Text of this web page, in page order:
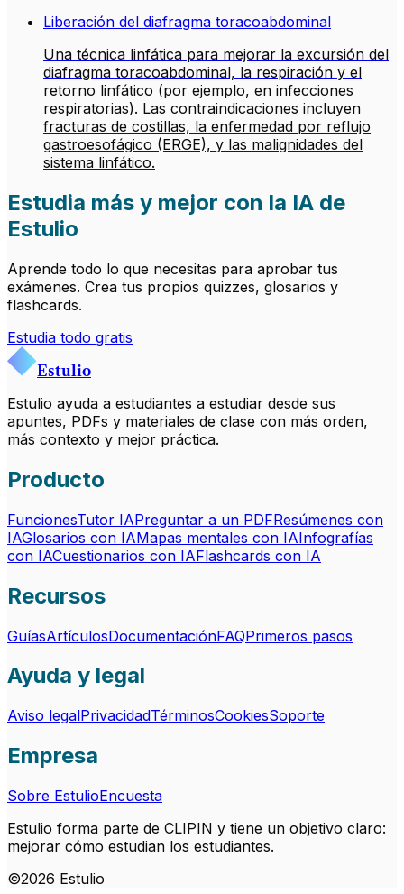
Liberación del diafragma toracoabdominal
Una técnica linfática para mejorar la excursión del
diafragma toracoabdominal, la respiración y el
retorno linfático (por ejemplo, en infecciones
respiratorias). Las contraindicaciones incluyen
fracturas de costillas, la enfermedad por reflujo
gastroesofágico (ERGE), y las malignidades del
sistema linfático.
Estudia más y mejor con la IA de
Estulio
Aprende todo lo que necesitas para aprobar tus
exámenes. Crea tus propios quizzes, glosarios y
flashcards.
Estudia todo gratis
Estulio
Estulio ayuda a estudiantes a estudiar desde sus
apuntes, PDFs y materiales de clase con más orden,
más contexto y mejor práctica.
Producto
FuncionesTutor IAPreguntar a un PDFResúmenes con
IAGlosarios con IAMapas mentales con IAInfografías
con IACuestionarios con IAFlashcards con IA
Recursos
GuíasArtículosDocumentaciónFAQPrimeros pasos
Ayuda y legal
Aviso legalPrivacidadTérminosCookiesSoporte
Empresa
Sobre EstulioEncuesta
Estulio forma parte de CLIPIN y tiene un objetivo claro:
mejorar cómo estudian los estudiantes.
©2026 Estulio